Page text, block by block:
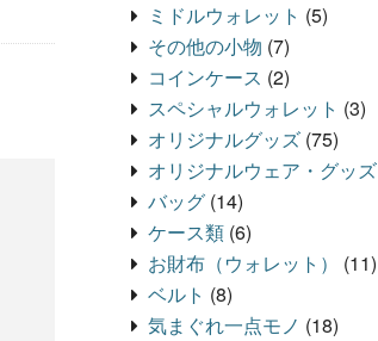
ミドルウォレット (5)
その他の小物 (7)
コインケース (2)
スペシャルウォレット (3)
オリジナルグッズ (75)
オリジナルウェア・グッズ
バッグ (14)
ケース類 (6)
お財布（ウォレット）
(11)
ベルト (8)
気まぐれ一点モノ (18)